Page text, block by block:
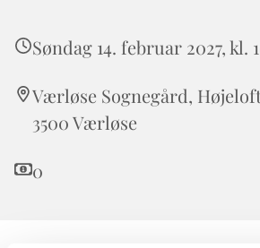
Søndag 14. februar 2027, kl.
Værløse Sognegård,
3500 Værløse
0